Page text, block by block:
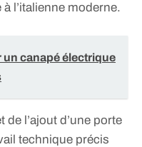
l’italienne moderne.
un canapé électrique
de l’ajout d’une porte
technique précis